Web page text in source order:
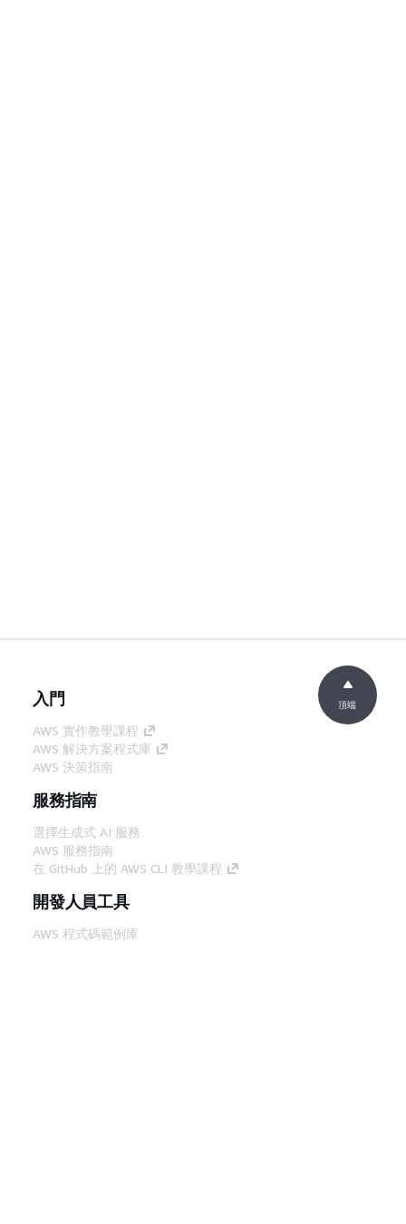
入門
AWS 實作教學課程
AWS 解決方案程式庫
AWS 決策指南
服務指南
選擇生成式 AI 服務
AWS 服務指南
在 GitHub 上的 AWS CLI 教學課程
開發人員工具
AWS 程式碼範例庫
頂端